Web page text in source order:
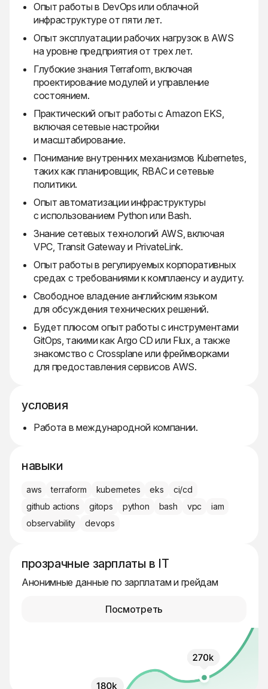
Опыт работы в DevOps или облачной
инфраструктуре от пяти лет.
Опыт эксплуатации рабочих нагрузок в AWS
на уровне предприятия от трех лет.
Глубокие знания Terraform, включая
проектирование модулей и управление
состоянием.
Практический опыт работы с Amazon EKS,
включая сетевые настройки
и масштабирование.
Понимание внутренних механизмов Kubernetes,
таких как планировщик, RBAC и сетевые
политики.
Опыт автоматизации инфраструктуры
с использованием Python или Bash.
Знание сетевых технологий AWS, включая
VPC, Transit Gateway и PrivateLink.
Опыт работы в регулируемых корпоративных
средах с требованиями к комплаенсу и аудиту.
Свободное владение английским языком
для обсуждения технических решений.
Будет плюсом опыт работы с инструментами
GitOps, такими как Argo CD или Flux, а также
знакомство с Crossplane или фреймворками
для предоставления сервисов AWS.
условия
Работа в международной компании.
навыки
aws terraform kubernetes eks
ci/cd
github actions
gitops python bash vpc
iam
observability
devops
прозрачные зарплаты в IT
Анонимные данные по зарплатам и грейдам
Посмотреть